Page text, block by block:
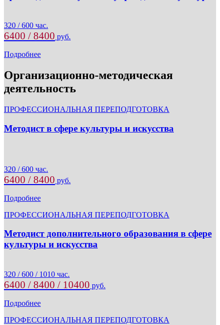
320 / 600 час.
6400 / 8400 руб.
Подробнее
Организационно-методическая
деятельность
ПРОФЕССИОНАЛЬНАЯ ПЕРЕПОДГОТОВКА
Методист в сфере культуры и искусства
320 / 600 час.
6400 / 8400 руб.
Подробнее
ПРОФЕССИОНАЛЬНАЯ ПЕРЕПОДГОТОВКА
Методист дополнительного образования в сфере
культуры и искусства
320 / 600 / 1010 час.
6400 / 8400 / 10400 руб.
Подробнее
ПРОФЕССИОНАЛЬНАЯ ПЕРЕПОДГОТОВКА